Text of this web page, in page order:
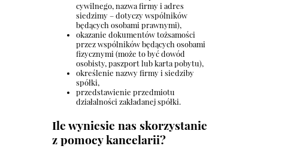
cywilnego, nazwa firmy i adres
siedzimy – dotyczy wspólników
będących osobami prawnymi),
okazanie dokumentów tożsamości
przez wspólników będących osobami
fizycznymi (może to być dowód
osobisty, paszport lub karta pobytu),
określenie nazwy firmy i siedziby
spółki,
przedstawienie przedmiotu
działalności zakładanej spółki.
Ile wyniesie nas skorzystanie
z pomocy kancelarii?